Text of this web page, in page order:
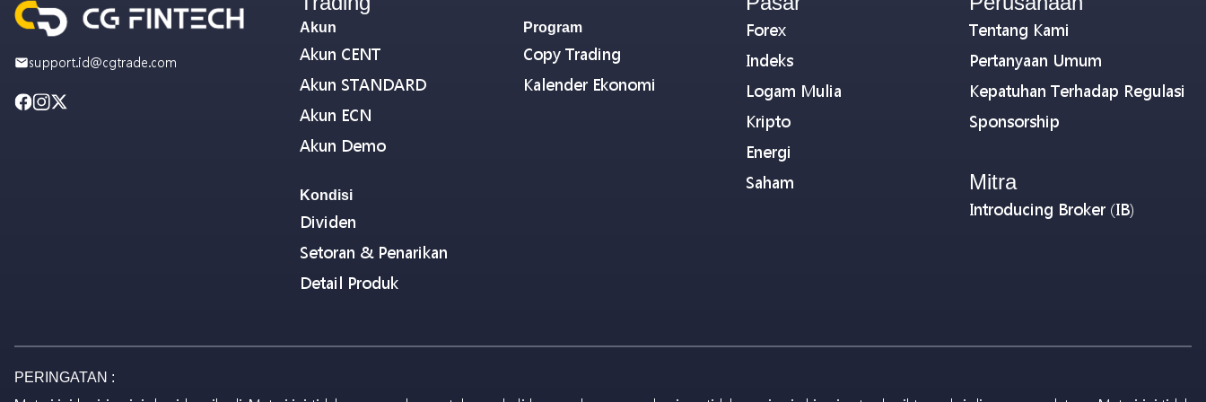
support.id@cgtrade.com
Akun
Akun CENT
Akun STANDARD
Akun ECN
Akun Demo
Kondisi
Dividen
Setoran & Penarikan
Detail Produk
Program
Copy Trading
Kalender Ekonomi
Forex
Indeks
Logam Mulia
Kripto
Energi
Saham
Tentang Kami
Pertanyaan Umum
Kepatuhan Terhadap Regulasi
Sponsorship
Mitra
Introducing Broker (IB)
PERINGATAN :